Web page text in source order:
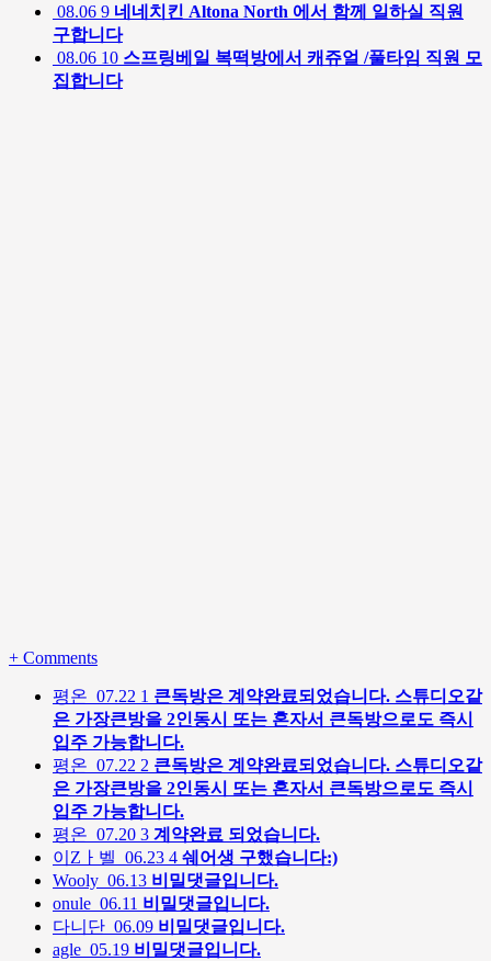
08.06 9 네네치킨 Altona North 에서 함께 일하실 직원
구합니다
08.06 10 스프링베일 복떡방에서 캐쥬얼 /풀타임 직원 모
집합니다
+ Comments
평온 07.22 1 큰독방은 계약완료되었습니다. 스튜디오같
은 가장큰방을 2인동시 또는 혼자서 큰독방으로도 즉시
입주 가능합니다.
평온 07.22 2 큰독방은 계약완료되었습니다. 스튜디오같
은 가장큰방을 2인동시 또는 혼자서 큰독방으로도 즉시
입주 가능합니다.
평온 07.20 3 계약완료 되었습니다.
이Zㅏ벨 06.23 4 쉐어생 구했습니다:)
Wooly 06.13 비밀댓글입니다.
onule 06.11 비밀댓글입니다.
다니단 06.09 비밀댓글입니다.
agle 05.19 비밀댓글입니다.